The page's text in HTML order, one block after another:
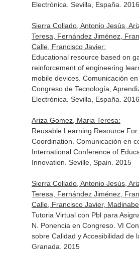
Electrónica. Sevilla, España. 2016
Sierra Collado, Antonio Jesús,
Teresa, Fernández Jiménez,
Calle, Francisco Javier:
Educational resource based on
reinforcement of engineering
mobile devices. Comunicación
Congreso de Tecnología,
Electrónica. Sevilla, España. 2016
Ariza Gomez, Maria Teresa:
Reusable Learning Resource
Coordination. Comunicación en
International Conference of
Innovation. Seville, Spain. 2015
Sierra Collado, Antonio Jesús,
Teresa, Fernández Jiménez,
Calle, Francisco Javier,
Tutoria Virtual con Pbl para
N. Ponencia en Congreso. VI
sobre Calidad y Accesibilidad de
Granada. 2015